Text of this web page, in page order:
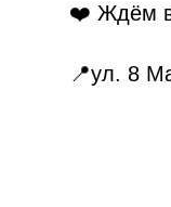
❤️ Ждём
📍ул. 8